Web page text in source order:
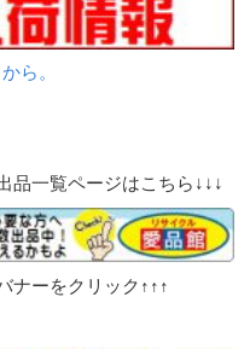
ら。
品一覧ページはこちら↓↓↓
ナーをクリック↑↑↑